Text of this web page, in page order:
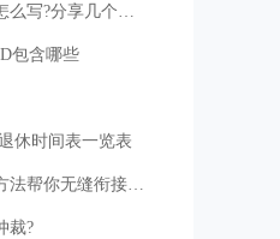
事假请假理由(靠谱点的),请事假理由怎么写?分享几个请假条事假学生模板
包含哪些
休时间表一览表
换工作社保怎么衔接才能不断，三种方法帮你无缝衔接社保
裁?